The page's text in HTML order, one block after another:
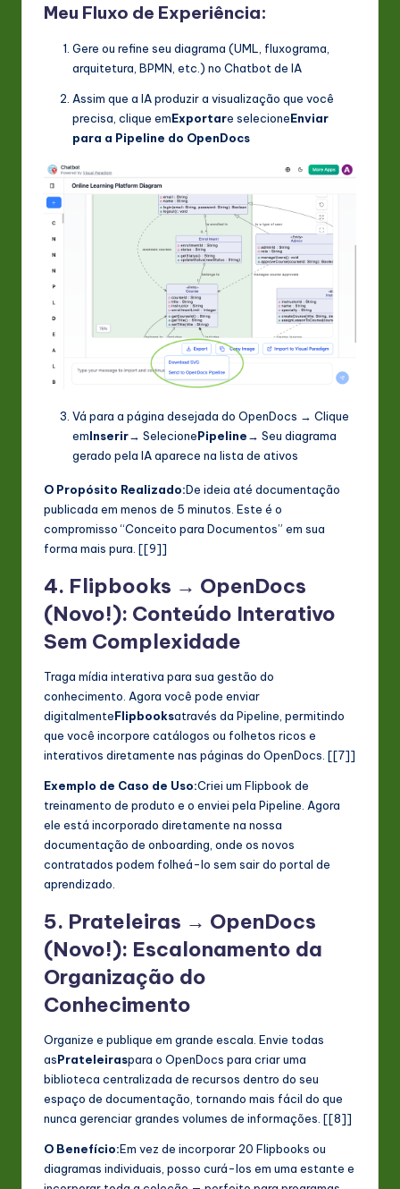
Meu Fluxo de Experiência:
Gere ou refine seu diagrama (UML, fluxograma,
arquitetura, BPMN, etc.) no Chatbot de IA
Assim que a IA produzir a visualização que você
precisa, clique emExportare selecioneEnviar
para a Pipeline do OpenDocs
Vá para a página desejada do OpenDocs → Clique
emInserir→ SelecionePipeline→ Seu diagrama
gerado pela IA aparece na lista de ativos
O Propósito Realizado:De ideia até documentação
publicada em menos de 5 minutos. Este é o
compromisso “Conceito para Documentos” em sua
forma mais pura. [[9]]
4. Flipbooks → OpenDocs
(Novo!): Conteúdo Interativo
Sem Complexidade
Traga mídia interativa para sua gestão do
conhecimento. Agora você pode enviar
digitalmenteFlipbooksatravés da Pipeline, permitindo
que você incorpore catálogos ou folhetos ricos e
interativos diretamente nas páginas do OpenDocs. [[7]]
Exemplo de Caso de Uso:Criei um Flipbook de
treinamento de produto e o enviei pela Pipeline. Agora
ele está incorporado diretamente na nossa
documentação de onboarding, onde os novos
contratados podem folheá-lo sem sair do portal de
aprendizado.
5. Prateleiras → OpenDocs
(Novo!): Escalonamento da
Organização do
Conhecimento
Organize e publique em grande escala. Envie todas
asPrateleiraspara o OpenDocs para criar uma
biblioteca centralizada de recursos dentro do seu
espaço de documentação, tornando mais fácil do que
nunca gerenciar grandes volumes de informações. [[8]]
O Benefício:Em vez de incorporar 20 Flipbooks ou
diagramas individuais, posso curá-los em uma estante e